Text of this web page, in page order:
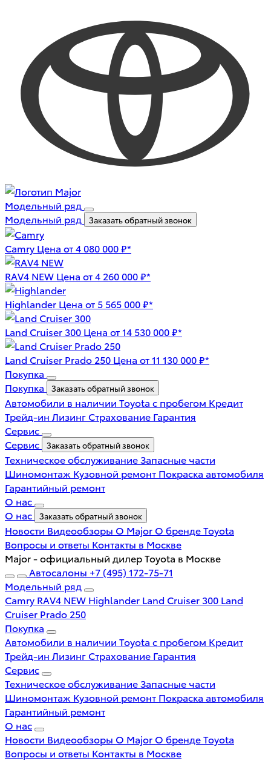
Модельный ряд
Модельный ряд
Заказать обратный звонок
Camry Цена от 4 080 000 ₽*
RAV4 NEW Цена от 4 260 000 ₽*
Highlander Цена от 5 565 000 ₽*
Land Cruiser 300 Цена от 14 530 000 ₽*
Land Cruiser Prado 250 Цена от 11 130 000 ₽*
Покупка
Покупка
Заказать обратный звонок
Автомобили в наличии Toyota с пробегом Кредит
Трейд-ин Лизинг Страхование Гарантия
Сервис
Сервис
Заказать обратный звонок
Техническое обслуживаниеЗапасные части
Шиномонтаж Кузовной ремонт Покраска автомобиля
Гарантийный ремонт
О нас
О нас
Заказать обратный звонок
Новости Видеообзоры О Major О бренде Toyota
Вопросы и ответы Контакты в Москве
Major - официальный дилер Toyota в Москве
Автосалоны +7 (495) 172-75-71
Модельный ряд
Camry RAV4 NEW Highlander Land Cruiser 300 Land
Cruiser Prado 250
Покупка
Автомобили в наличии Toyota с пробегом Кредит
Трейд-ин Лизинг Страхование Гарантия
Сервис
Техническое обслуживаниеЗапасные части
Шиномонтаж Кузовной ремонт Покраска автомобиля
Гарантийный ремонт
О нас
Новости Видеообзоры О Major О бренде Toyota
Вопросы и ответы Контакты в Москве